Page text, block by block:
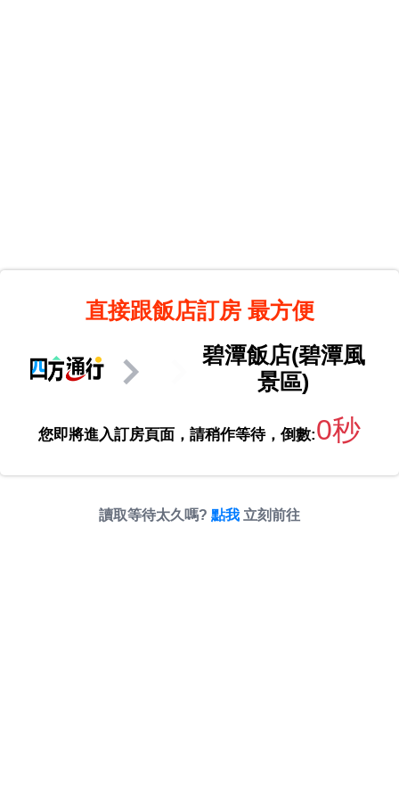
直接跟飯店訂房 最方便
碧潭飯店(碧潭風
景區)
您即將進入訂房頁面，請稍作等待，倒數:0秒
讀取等待太久嗎? 點我 立刻前往